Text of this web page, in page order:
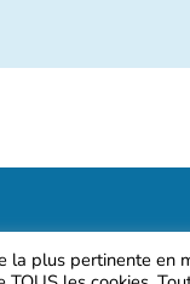
plus pertinente en